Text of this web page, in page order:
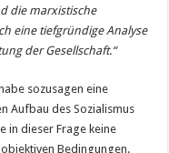
die marxistische
eine tiefgründige Analyse
der Gesellschaft.“
habe sozusagen eine
Aufbau des Sozialismus
in dieser Frage keine
Bedingungen.